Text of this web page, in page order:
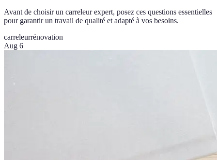
Avant de choisir un carreleur expert, posez ces questions essentielles
pour garantir un travail de qualité et adapté à vos besoins.
carreleurrénovation
Aug 6